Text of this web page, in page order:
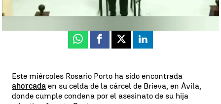
Antena 3 Noticias
Publicado:18 de noviembre de 2020, 20:03
Whatsapp
Facebook
X Linkedin
Este miércoles Rosario Porto ha sido encontrada
ahorcada en su celda de la cárcel de Brieva, en Ávila,
donde cumple condena por el asesinato de su hija